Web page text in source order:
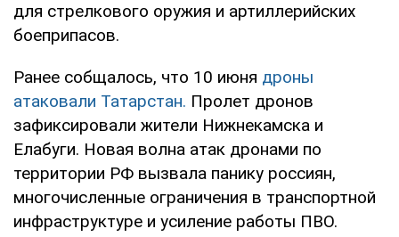
для стрелкового оружия и артиллерийских
боеприпасов.
Ранее собщалось, что 10 июня дроны
атаковали Татарстан. Пролет дронов
зафиксировали жители Нижнекамска и
Елабуги. Новая волна атак дронами по
территории РФ вызвала панику россиян,
многочисленные ограничения в транспортной
инфраструктуре и усиление работы ПВО.